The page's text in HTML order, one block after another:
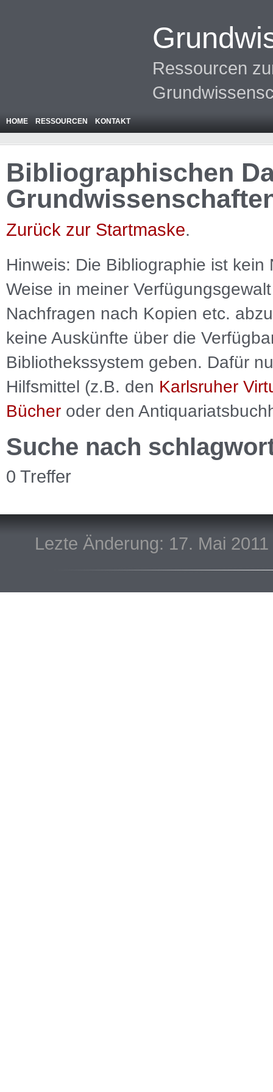
Ressourcen
HOME RESSOURCEN KONTAKT
Bibliographischen
Zurück zur Startmaske.
Hinweis: Die Bibliographie ist kein
Weise in meiner
Nachfragen nach Kopien etc.
keine Auskünfte über die
Bibliothekssystem geben. Dafür
Hilfsmittel (z.B. den Karlsruher
Bücher oder den
Suche nach
0 Treffer
Lezte Änderung: 17. Mai